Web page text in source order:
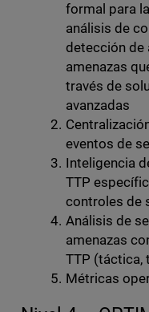
formal para
análisis de
detección de
amenazas
través de
avanzadas
eventos de
Inteligencia
TTP
controles de
Análisis de
amenazas
TTP (táctica,
Métricas